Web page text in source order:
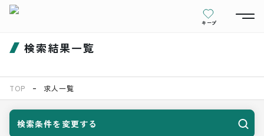
キープ
検索結果一覧
TOP 求人一覧
検索条件を変更する